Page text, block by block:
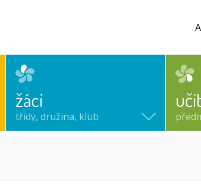
žáci
třídy, družina, klub